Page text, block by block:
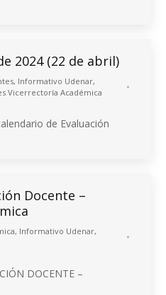
2024 (22 de abril)
, Informativo Udenar,
Vicerrectoría Académica
de Evaluación
Docente –
, Informativo Udenar,
DOCENTE –